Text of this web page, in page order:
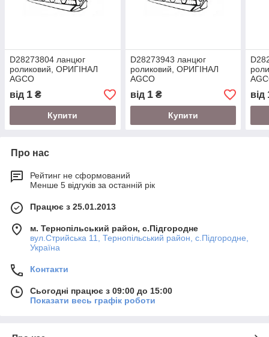
D28273804 ланцюг
роликовий, ОРИГІНАЛ
AGCO
від 1 ₴
Купити
D28273943 ланцюг
роликовий, ОРИГІНАЛ
AGCO
від 1₴
Купити
від
Про нас
Рейтинг не сформований
Менше 5 відгуків за останній рік
Працює з 25.01.2013
м. Тернопільський район, с.Підгородне
вул.Стрийська 11, Тернопільський район, с.Підгородне,
Україна
Контакти
Сьогодні працює з 09:00 до 15:00
Показати весь графік роботи